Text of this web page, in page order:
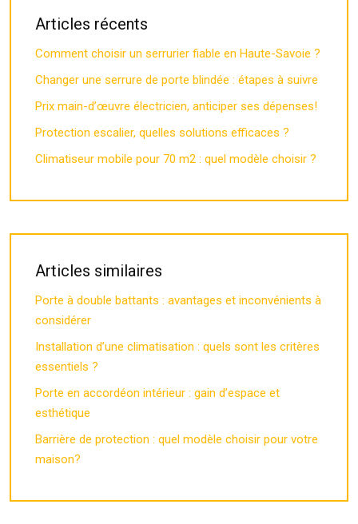
Articles récents
Comment choisir un serrurier fiable en Haute-Savoie ?
Changer une serrure de porte blindée : étapes à suivre
Prix main-d’œuvre électricien, anticiper ses dépenses!
Protection escalier, quelles solutions efficaces ?
Climatiseur mobile pour 70 m2 : quel modèle choisir ?
Articles similaires
Porte à double battants : avantages et inconvénients à
considérer
Installation d’une climatisation : quels sont les critères
essentiels ?
Porte en accordéon intérieur : gain d’espace et
esthétique
Barrière de protection : quel modèle choisir pour votre
maison?